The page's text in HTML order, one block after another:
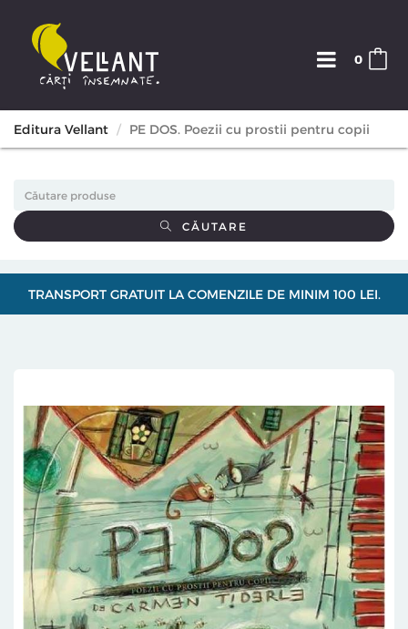
0
Editura Vellant PE DOS. Poezii cu prostii pentru copii
CĂUTARE
TRANSPORT GRATUIT LA COMENZILE DE MINIM 100 LEI.